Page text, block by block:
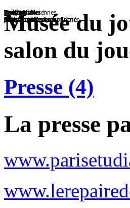
Voitures
Collection
Jouet en tôle
Magnifique collection
Passe-Boules !
Réalisé avec papier mâché
Ted
Nounours
Poupée
Jouet de collection
Caroussel
Jouet en tôle
Voitures anciennes
Collection
Wagon
Train
Les figurines
Les soldats
Oui Chef !!!
Mini Cuisinière
Avion
Avion 6 moteurs Air France
Musée du
salon du
Presse (4)
La presse